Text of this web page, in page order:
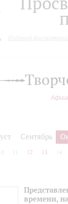
Сентябрь
10 12 13 14
времени,